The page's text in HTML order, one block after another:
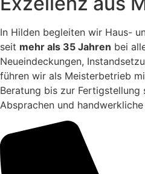
In Hilden begleiten wir Haus-
seit mehr als 35 Jahren bei
Neueindeckungen,
führen wir als Meisterbetrieb
Beratung bis zur
Absprachen und